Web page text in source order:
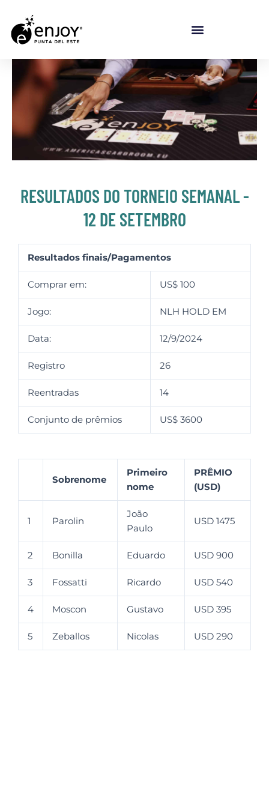
RESULTADOS DO TORNEIO SEMANAL -
12 DE SETEMBRO
Resultados finais/Pagamentos
Comprar em: US$ 100
Jogo: NLH HOLD EM
Data: 12/9/2024
Registro 26
Reentradas 14
Conjunto de prêmios US$ 3600
Sobrenome
Primeiro
nome
PRÊMIO
(USD)
1 Parolin
João
Paulo
USD 1475
2 Bonilla Eduardo USD 900
3 Fossatti Ricardo USD 540
4 Moscon Gustavo USD 395
5 Zeballos Nicolas USD 290